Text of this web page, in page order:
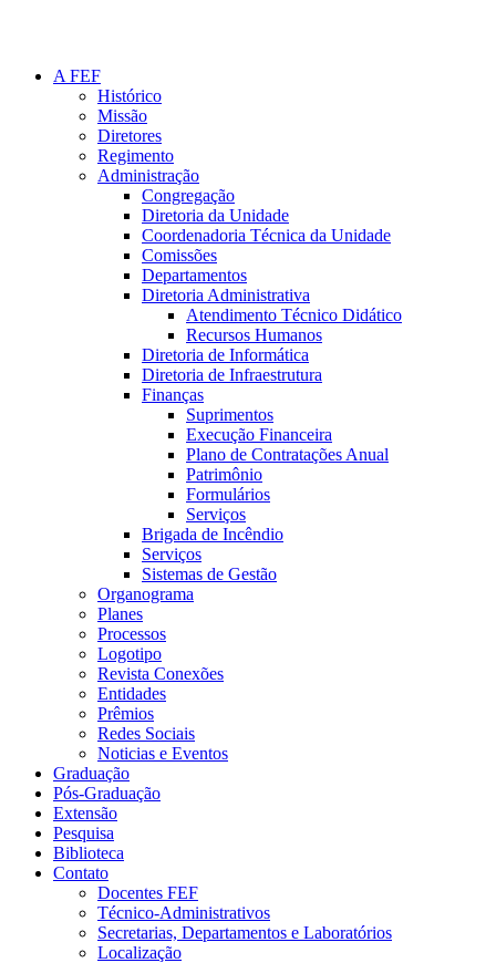
A FEF
Histórico
Missão
Diretores
Regimento
Administração
Congregação
Diretoria da Unidade
Coordenadoria Técnica da Unidade
Comissões
Departamentos
Diretoria Administrativa
Atendimento Técnico Didático
Recursos Humanos
Diretoria de Informática
Diretoria de Infraestrutura
Finanças
Suprimentos
Execução Financeira
Plano de Contratações Anual
Patrimônio
Formulários
Serviços
Brigada de Incêndio
Serviços
Sistemas de Gestão
Organograma
Planes
Processos
Logotipo
Revista Conexões
Entidades
Prêmios
Redes Sociais
Noticias e Eventos
Graduação
Pós-Graduação
Extensão
Pesquisa
Biblioteca
Contato
Docentes FEF
Técnico-Administrativos
Secretarias, Departamentos e Laboratórios
Localização